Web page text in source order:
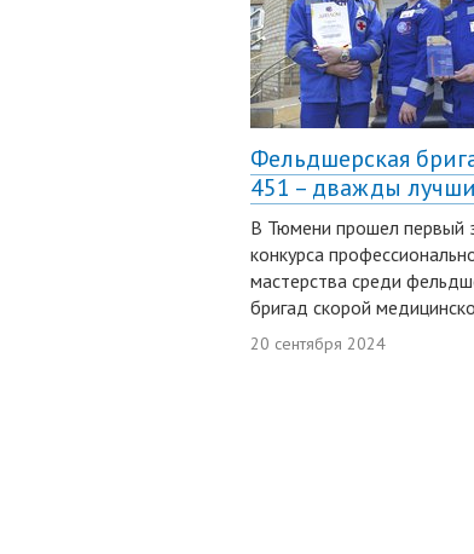
Фельдшерская
451 – дважды
В Тюмени прошел первый
конкурса
мастерства среди
бригад скорой
20 сентября 2024